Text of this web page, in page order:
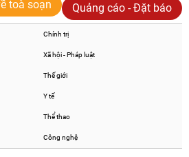
toà soạn Quảng cáo - Đặt báo
Chính trị
Xã hội - Pháp luật
Thế giới
Y tế
Thể thao
Công nghệ